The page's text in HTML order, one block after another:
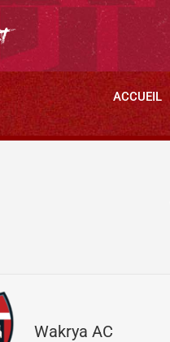
ACCUEIL
Wakrya AC